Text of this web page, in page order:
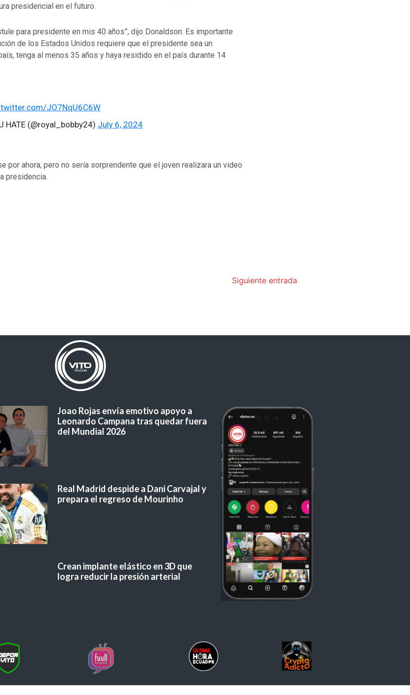
presidencial en el futuro.
para presidente en mis 40 años”, dijo Donaldson. Es importante
de los Estados Unidos requiere que el presidente sea un
tenga al menos 35 años y haya residido en el país durante 14
JO7NqU6C6W
HATE (@royal_bobby24) July 6, 2024
por ahora, pero no sería sorprendente que el joven realizara un video
presidencia.
Siguiente entrada
Joao Rojas envía emotivo apoyo a
Leonardo Campana tras quedar fuera
del Mundial 2026
Real Madrid despide a Dani Carvajal y
prepara el regreso de Mourinho
Crean implante elástico en 3D que
logra reducir la presión arterial